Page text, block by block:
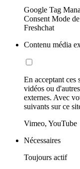
Google Tag
Consent Mode
Freshchat
Contenu média
En acceptant ces
vidéos ou
externes. Avec
suivants sur ce
Vimeo, YouTube
Nécessaires
Toujours actif